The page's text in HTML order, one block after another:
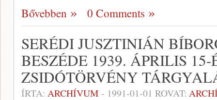
Bővebben 0 Comments
SERÉDI JUSZTINIÁN
BESZÉDE 1939. ÁPRILIS
ZSIDÓTÖRVÉNY
ÍRTA: ARCHÍVUM - 1991-01-01 ROVAT: